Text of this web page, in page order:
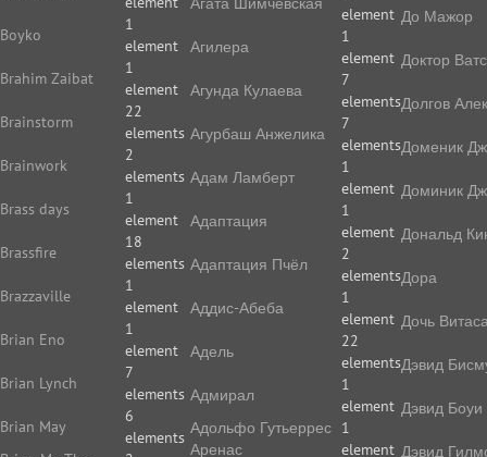
Boyko
1
element
Brahim Zaibat
1
element
Brainstorm
22
elements
Brainwork
2
elements
Brass days
1
element
Brassfire
18
elements
Brazzaville
1
element
Brian Eno
1
element
Brian Lynch
7
elements
Brian May
6
elements
element
Агилера
1
element
Агунда Кулаева
7
elements
Агурбаш Анжелика
7
elements
Адам Ламберт
1
element
Адаптация
1
element
Адаптация Пчёл
2
elements
Аддис-Абеба
1
element
Адель
22
elements
Адмирал
1
element
Адольфо Гутьеррес
Аренас
1
element
До Мажор
Доктор
Долгов
Доменик
Доминик
Дональд
Дора
Дочь
Дэвид
Дэвид Боуи
Дэвид